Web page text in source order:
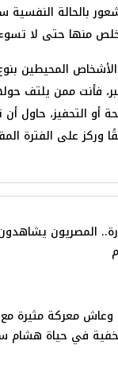
بالحالة
منها حتى لا
المحيطين
فأنت ممن يلتف
أو التحفيز، حاول
وركز على الفترة
المصريون
وعاش معركة مثيرة مع
خفية في حياة هشام